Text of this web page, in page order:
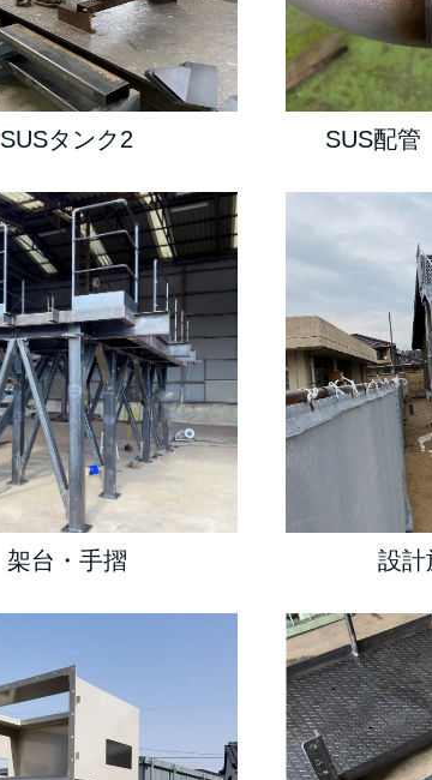
SUSタンク2 SUS配管
架台・手摺 設計